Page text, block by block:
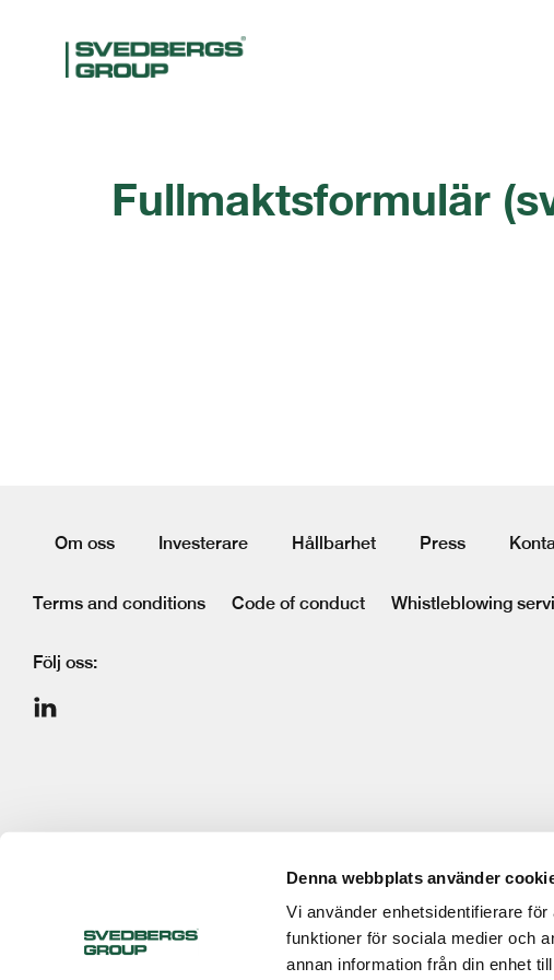
Denna webbplats använder
Vi använder enhetsidentifierare
funktioner för sociala medier och
annan information från din enhet
Fullmaktsformulär
Om oss Investerare Hållbarhet Press
Terms and conditions Code of conduct Whistleblowing
Följ oss: